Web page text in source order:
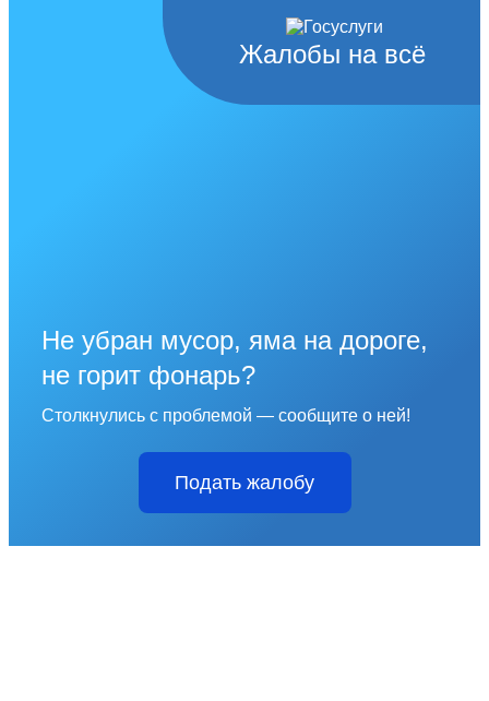
Жалобы на всё
Не убран мусор, яма на дороге,
не горит фонарь?
Столкнулись с проблемой — сообщите о ней!
Подать жалобу